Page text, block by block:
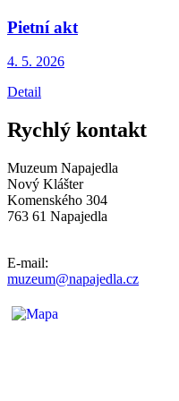
Pietní akt
4. 5. 2026
Detail
Rychlý kontakt
Muzeum Napajedla
Nový Klášter
Komenského 304
763 61 Napajedla
E-mail:
muzeum@napajedla.cz